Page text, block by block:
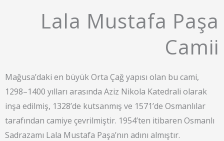
Lala Mustafa Paşa
Camii​
Mağusa’daki en büyük Orta Çağ yapısı olan bu cami,
1298–1400 yılları arasında Aziz Nikola Katedrali olarak
inşa edilmiş, 1328’de kutsanmış ve 1571’de Osmanlılar
tarafından camiye çevrilmiştir. 1954’ten itibaren Osmanlı
Sadrazamı Lala Mustafa Paşa’nın adını almıştır.